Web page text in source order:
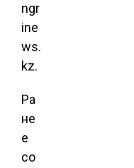
ngr
ine
ws.
kz.
Ра
не
е
со